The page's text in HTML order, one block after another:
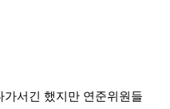
서긴 했지만 연준위원들